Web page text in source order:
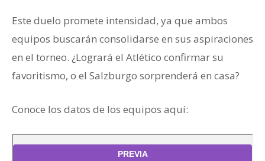
Este duelo promete intensidad, ya que ambos
equipos buscarán consolidarse en sus aspiraciones
en el torneo. ¿Logrará el Atlético confirmar su
favoritismo, o el Salzburgo sorprenderá en casa?
Conoce los datos de los equipos aquí: